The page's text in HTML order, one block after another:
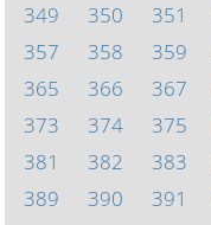
349
350 351
357
358 359
365
366 367
373
374 375
381
382 383
389
390 391